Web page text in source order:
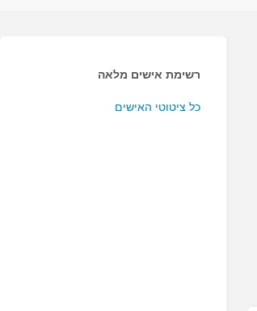
רשימת אישים מלאה
כל ציטוטי האישים